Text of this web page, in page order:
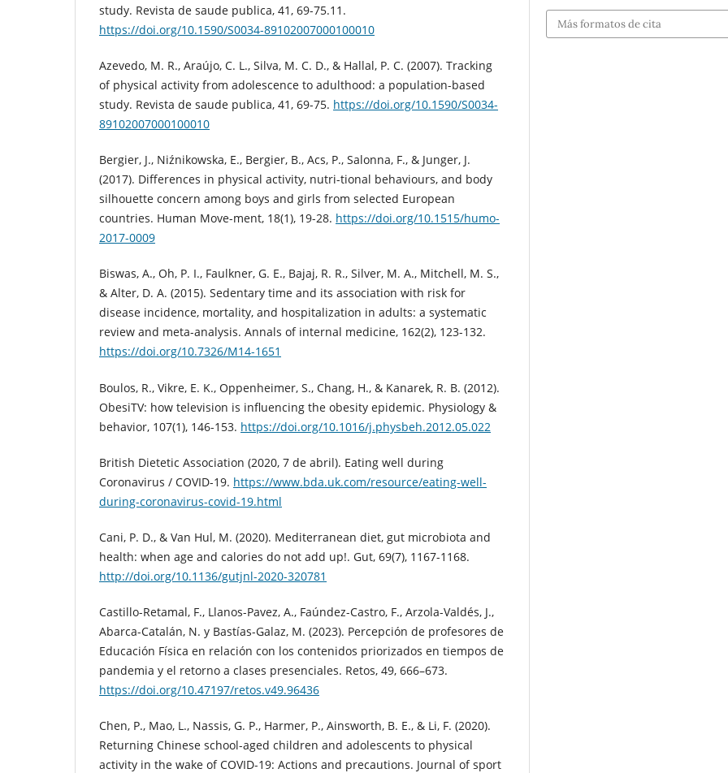
study. Revista de saude publica, 41, 69-75.11.
https://doi.org/10.1590/S0034-89102007000100010
Azevedo, M. R., Araújo, C. L., Silva, M. C. D., & Hallal, P. C. (2007). Tracking
of physical activity from adolescence to adulthood: a population-based
study. Revista de saude publica, 41, 69-75. https://doi.org/10.1590/S0034-
89102007000100010
Bergier, J., Niźnikowska, E., Bergier, B., Acs, P., Salonna, F., & Junger, J.
(2017). Differences in physical activity, nutri-tional behaviours, and body
silhouette concern among boys and girls from selected European
countries. Human Move-ment, 18(1), 19-28. https://doi.org/10.1515/humo-
2017-0009
Biswas, A., Oh, P. I., Faulkner, G. E., Bajaj, R. R., Silver, M. A., Mitchell, M. S.,
& Alter, D. A. (2015). Sedentary time and its association with risk for
disease incidence, mortality, and hospitalization in adults: a systematic
review and meta-analysis. Annals of internal medicine, 162(2), 123-132.
https://doi.org/10.7326/M14-1651
Boulos, R., Vikre, E. K., Oppenheimer, S., Chang, H., & Kanarek, R. B. (2012).
ObesiTV: how television is influencing the obesity epidemic. Physiology &
behavior, 107(1), 146-153. https://doi.org/10.1016/j.physbeh.2012.05.022
British Dietetic Association (2020, 7 de abril). Eating well during
Coronavirus / COVID-19. https://www.bda.uk.com/resource/eating-well-
during-coronavirus-covid-19.html
Cani, P. D., & Van Hul, M. (2020). Mediterranean diet, gut microbiota and
health: when age and calories do not add up!. Gut, 69(7), 1167-1168.
http://doi.org/10.1136/gutjnl-2020-320781
Castillo-Retamal, F., Llanos-Pavez, A., Faúndez-Castro, F., Arzola-Valdés, J.,
Abarca-Catalán, N. y Bastías-Galaz, M. (2023). Percepción de profesores de
Educación Física en relación con los contenidos priorizados en tiempos de
pandemia y el retorno a clases presenciales. Retos, 49, 666–673.
https://doi.org/10.47197/retos.v49.96436
Chen, P., Mao, L., Nassis, G. P., Harmer, P., Ainsworth, B. E., & Li, F. (2020).
Returning Chinese school-aged children and adolescents to physical
activity in the wake of COVID-19: Actions and precautions. Journal of sport
Más formatos de cita